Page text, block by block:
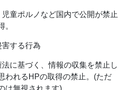
童ポルノなど国内で公開が禁止
。
する行為
に基づく、情報の収集を禁止し
われるHPの取得の禁止。(ただ